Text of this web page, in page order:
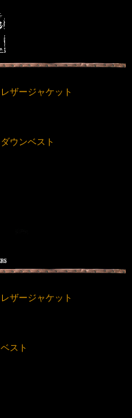
レザージャケット
ダウンベスト
レザージャケット
ベスト